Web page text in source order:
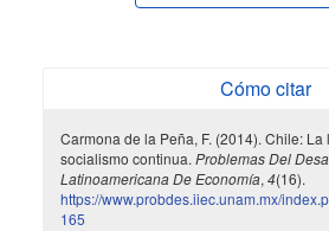
Cómo citar
Carmona de la Peña, F. (2014). Chile: La
socialismo continua. Problemas Del
Latinoamericana De Economía, 4(16).
https://www.probdes.iiec.unam.mx/
165